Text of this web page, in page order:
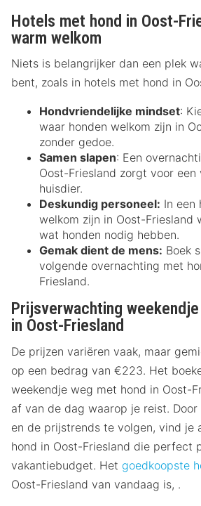
Hotels met hond in Oost-
warm welkom
Niets is belangrijker dan een plek
bent, zoals in hotels met hond in
Hondvriendelijke mindset:
waar honden welkom zijn in
zonder gedoe.
Samen slapen: Een
Oost-Friesland zorgt voor
huisdier.
Deskundig personeel: In een
welkom zijn in Oost-Friesland
wat honden nodig hebben.
Gemak dient de mens: Boek
volgende overnachting met
Friesland.
Prijsverwachting
in Oost-Friesland
De prijzen variëren vaak, maar
op een bedrag van €223. Het
weekendje weg met hond in Oost-
af van de dag waarop je reist.
en de prijstrends te volgen, vind je
hond in Oost-Friesland die perfect
vakantiebudget. Het goedkoopste
Oost-Friesland van vandaag is, .